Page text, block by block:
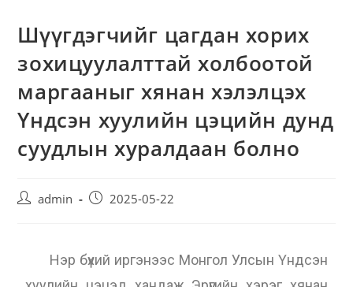
Шүүгдэгчийг цагдан хорих
зохицуулалттай холбоотой
маргааныг хянан хэлэлцэх
Үндсэн хуулийн цэцийн дунд
суудлын хуралдаан болно
admin 2025-05-22
Нэр бүхий иргэнээс Монгол Улсын Үндсэн